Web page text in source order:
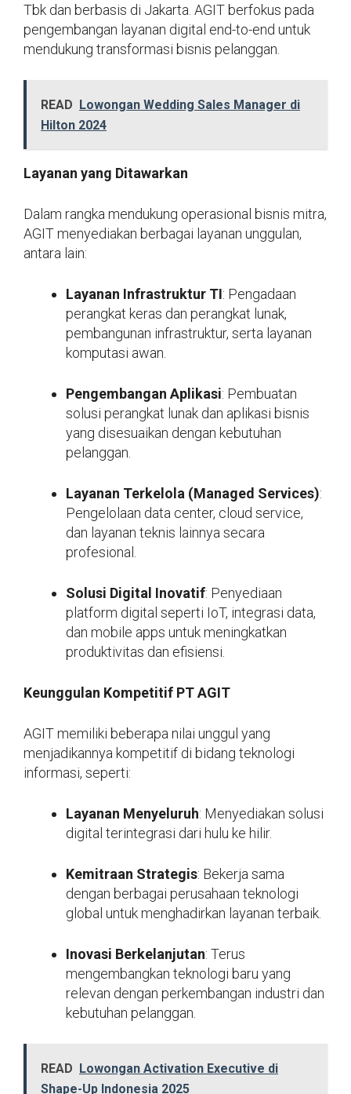
Tbk dan berbasis di Jakarta. AGIT berfokus pada
pengembangan layanan digital end-to-end untuk
mendukung transformasi bisnis pelanggan.
READ
Lowongan Wedding Sales Manager di
Hilton 2024
Layanan yang Ditawarkan
Dalam rangka mendukung operasional bisnis mitra,
AGIT menyediakan berbagai layanan unggulan,
antara lain:
Layanan Infrastruktur TI: Pengadaan
perangkat keras dan perangkat lunak,
pembangunan infrastruktur, serta layanan
komputasi awan.
Pengembangan Aplikasi: Pembuatan
solusi perangkat lunak dan aplikasi bisnis
yang disesuaikan dengan kebutuhan
pelanggan.
Layanan Terkelola (Managed Services):
Pengelolaan data center, cloud service,
dan layanan teknis lainnya secara
profesional.
Solusi Digital Inovatif: Penyediaan
platform digital seperti IoT, integrasi data,
dan mobile apps untuk meningkatkan
produktivitas dan efisiensi.
Keunggulan Kompetitif PT AGIT
AGIT memiliki beberapa nilai unggul yang
menjadikannya kompetitif di bidang teknologi
informasi, seperti:
Layanan Menyeluruh: Menyediakan solusi
digital terintegrasi dari hulu ke hilir.
Kemitraan Strategis: Bekerja sama
dengan berbagai perusahaan teknologi
global untuk menghadirkan layanan terbaik.
Inovasi Berkelanjutan: Terus
mengembangkan teknologi baru yang
relevan dengan perkembangan industri dan
kebutuhan pelanggan.
READ
Lowongan Activation Executive di
Shape-Up Indonesia 2025